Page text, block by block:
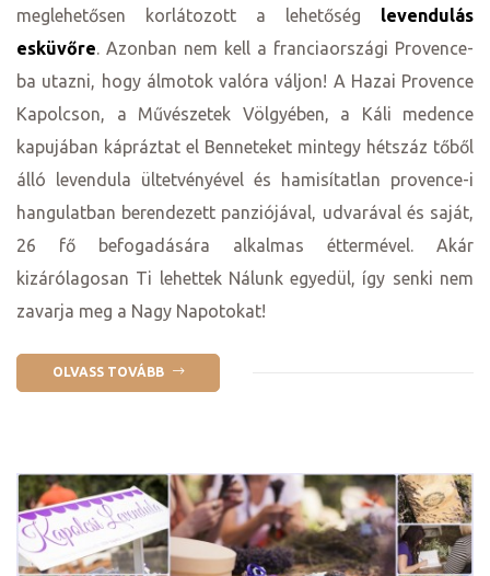
meglehetősen korlátozott a lehetőség levendulás
esküvőre. Azonban nem kell a franciaországi Provence-
ba utazni, hogy álmotok valóra váljon! A Hazai Provence
Kapolcson, a Művészetek Völgyében, a Káli medence
kapujában kápráztat el Benneteket mintegy hétszáz tőből
álló levendula ültetvényével és hamisítatlan provence-i
hangulatban berendezett panziójával, udvarával és saját,
26 fő befogadására alkalmas éttermével. Akár
kizárólagosan Ti lehettek Nálunk egyedül, így senki nem
zavarja meg a Nagy Napotokat!
OLVASS TOVÁBB